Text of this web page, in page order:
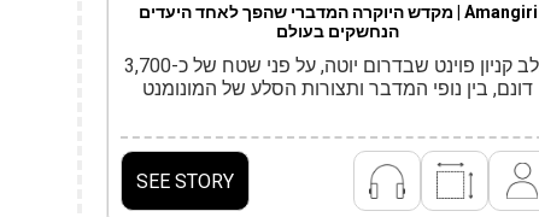
Amangiri | מקדש היוקרה המדברי שהפך לאחד היעדים
הנחשקים בעולם
בלב קניון פוינט שבדרום יוטה, על פני שטח של כ-3,700
דונם, בין נופי המדבר ותצורות הסלע של המונומנט
פאוול, שוכן Amangiri, אחד המלונות האיקוניים של
קבוצת Aman, המזוהה עם שפת אירוח שקטה, מדויקת
ומחוברת למקום. המלון, שתוכנן על ידי מרוואן אל־סייד,
וונדל ברנט וריק ג׳וי, נבנה כמבנה נמוך ומדויק, […]
SEE STORY